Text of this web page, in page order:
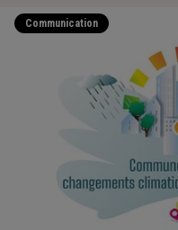
Communication